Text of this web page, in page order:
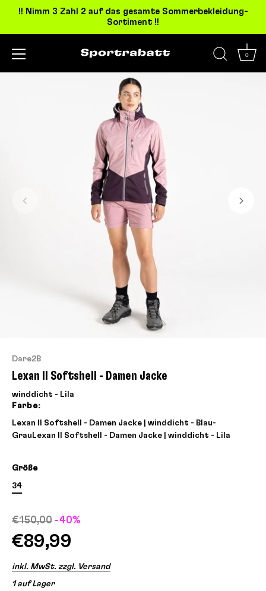
!! Nimm 3 Zahl 2 auf das gesamte Sommerbekleidung-
Sortiment !!
0
Dare2B
Lexan II Softshell - Damen Jacke
winddicht - Lila
Farbe:
Lexan II Softshell - Damen Jacke | winddicht - Blau-
Grau Lexan II Softshell - Damen Jacke | winddicht - Lila
Größe
34
€150,00 -40%
€89,99
inkl. MwSt. zzgl. Versand
1 auf Lager